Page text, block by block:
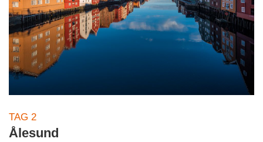
TAG 2
Ålesund